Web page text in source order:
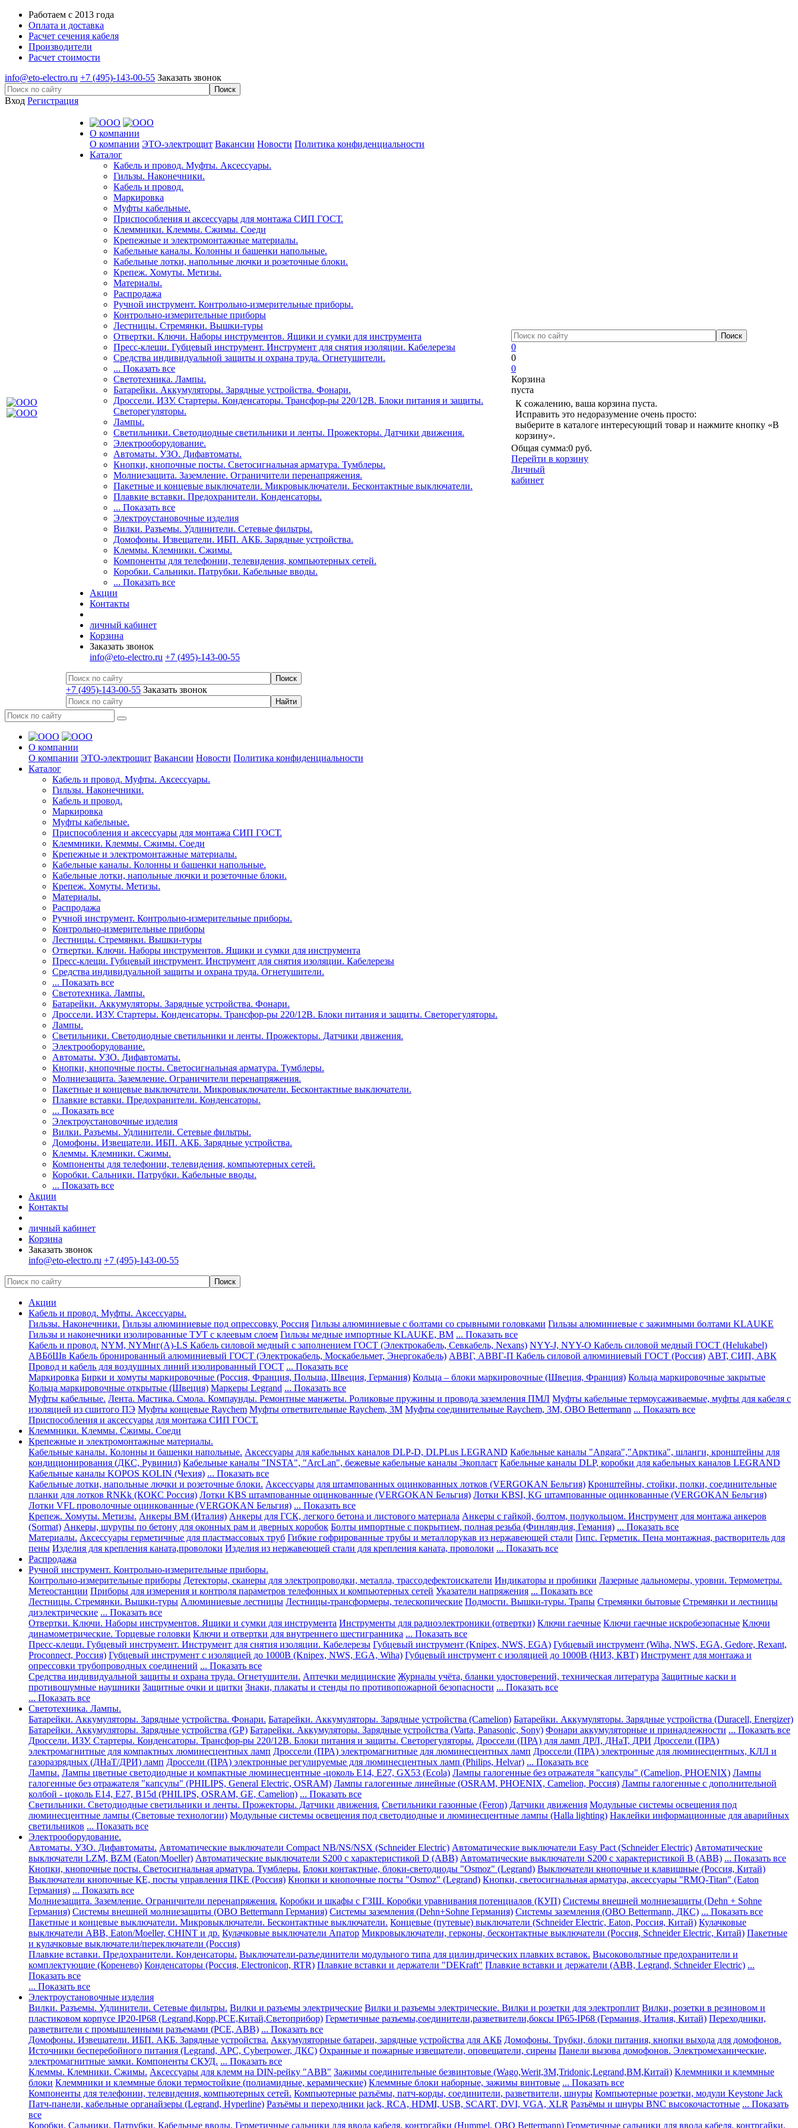
Работаем с 2013 года
Оплата и доставка
Расчет сечения кабеля
Производители
Расчет стоимости
info@eto-electro.ru +7 (495)-143-00-55 Заказать звонок
Вход Регистрация
О компании
О компании ЭТО-электрощит Вакансии Новости Политика конфиденциальности
Каталог
Кабель и провод. Муфты. Аксессуары.
Гильзы. Наконечники.
Кабель и провод.
Маркировка
Муфты кабельные.
Приспособления и аксессуары для монтажа СИП ГОСТ.
Клеммники. Клеммы. Сжимы. Соеди
Крепежные и электромонтажные материалы.
Кабельные каналы. Колонны и башенки напольные.
Кабельные лотки, напольные лючки и розеточные блоки.
Крепеж. Хомуты. Метизы.
Материалы.
Распродажа
Ручной инструмент. Контрольно-измерительные приборы.
Контрольно-измерительные приборы
Лестницы. Стремянки. Вышки-туры
Отвертки. Ключи. Наборы инструментов. Ящики и сумки для инструмента
Пресс-клещи. Губцевый инструмент. Инструмент для снятия изоляции. Кабелерезы
Средства индивидуальной защиты и охрана труда. Огнетушители.
... Показать все
Светотехника. Лампы.
Батарейки. Аккумуляторы. Зарядные устройства. Фонари.
Дроссели. ИЗУ. Стартеры. Конденсаторы. Трансфор-ры 220/12В. Блоки питания и защиты.
Светорегуляторы.
Лампы.
Светильники. Светодиодные светильники и ленты. Прожекторы. Датчики движения.
Электрооборудование.
Автоматы. УЗО. Дифавтоматы.
Кнопки, кнопочные посты. Светосигнальная арматура. Тумблеры.
Молниезащита. Заземление. Ограничители перенапряжения.
Пакетные и концевые выключатели. Микровыключатели. Бесконтактные выключатели.
Плавкие вставки. Предохранители. Конденсаторы.
... Показать все
Электроустановочные изделия
Вилки. Разъемы. Удлинители. Сетевые фильтры.
Домофоны. Извещатели. ИБП. АКБ. Зарядные устройства.
Клеммы. Клемники. Сжимы.
Компоненты для телефонии, телевидения, компьютерных сетей.
Коробки. Сальники. Патрубки. Кабельные вводы.
... Показать все
Акции
Контакты
личный кабинет
Корзина
Заказать звонок
info@eto-electro.ru +7 (495)-143-00-55
+7 (495)-143-00-55 Заказать звонок
0
0
0
Корзина
пуста
К сожалению, ваша корзина пуста.
Исправить это недоразумение очень просто:
выберите в каталоге интересующий товар и нажмите кнопку «В
корзину».
Общая сумма:0 руб.
Перейти в корзину
Личный
кабинет
О компании
О компании ЭТО-электрощит Вакансии Новости Политика конфиденциальности
Каталог
Кабель и провод. Муфты. Аксессуары.
Гильзы. Наконечники.
Кабель и провод.
Маркировка
Муфты кабельные.
Приспособления и аксессуары для монтажа СИП ГОСТ.
Клеммники. Клеммы. Сжимы. Соеди
Крепежные и электромонтажные материалы.
Кабельные каналы. Колонны и башенки напольные.
Кабельные лотки, напольные лючки и розеточные блоки.
Крепеж. Хомуты. Метизы.
Материалы.
Распродажа
Ручной инструмент. Контрольно-измерительные приборы.
Контрольно-измерительные приборы
Лестницы. Стремянки. Вышки-туры
Отвертки. Ключи. Наборы инструментов. Ящики и сумки для инструмента
Пресс-клещи. Губцевый инструмент. Инструмент для снятия изоляции. Кабелерезы
Средства индивидуальной защиты и охрана труда. Огнетушители.
... Показать все
Светотехника. Лампы.
Батарейки. Аккумуляторы. Зарядные устройства. Фонари.
Дроссели. ИЗУ. Стартеры. Конденсаторы. Трансфор-ры 220/12В. Блоки питания и защиты. Светорегуляторы.
Лампы.
Светильники. Светодиодные светильники и ленты. Прожекторы. Датчики движения.
Электрооборудование.
Автоматы. УЗО. Дифавтоматы.
Кнопки, кнопочные посты. Светосигнальная арматура. Тумблеры.
Молниезащита. Заземление. Ограничители перенапряжения.
Пакетные и концевые выключатели. Микровыключатели. Бесконтактные выключатели.
Плавкие вставки. Предохранители. Конденсаторы.
... Показать все
Электроустановочные изделия
Вилки. Разъемы. Удлинители. Сетевые фильтры.
Домофоны. Извещатели. ИБП. АКБ. Зарядные устройства.
Клеммы. Клемники. Сжимы.
Компоненты для телефонии, телевидения, компьютерных сетей.
Коробки. Сальники. Патрубки. Кабельные вводы.
... Показать все
Акции
Контакты
личный кабинет
Корзина
Заказать звонок
info@eto-electro.ru +7 (495)-143-00-55
Акции
Кабель и провод. Муфты. Аксессуары.
Гильзы. Наконечники. Гильзы алюминиевые под опрессовку, Россия Гильзы алюминиевые с болтами со срывными головками Гильзы алюминиевые с зажимными болтами KLAUKE
Гильзы и наконечники изолированные ТУТ с клеевым слоем Гильзы медные импортные KLAUKE, ВМ ... Показать все
Кабель и провод. NYM, NYMнг(А)-LS Кабель силовой медный с заполнением ГОСТ (Электрокабель, Севкабель, Nexans) NYY-J, NYY-O Кабель силовой медный ГОСТ (Helukabel)
АВБбШв Кабель бронированный алюминиевый ГОСТ (Электрокабель, Москабельмет, Энергокабель) АВВГ, АВВГ-П Кабель силовой алюминиевый ГОСТ (Россия) АВТ, СИП, АВК
Провод и кабель для воздушных линий изолированный ГОСТ ... Показать все
Маркировка Бирки и хомуты маркировочные (Россия, Франция, Польша, Швеция, Германия) Кольца – блоки маркировочные (Швеция, Франция) Кольца маркировочные закрытые
Кольца маркировочные открытые (Швеция) Маркеры Legrand ... Показать все
Муфты кабельные. Лента. Мастика. Смола. Компаунды. Ремонтные манжеты. Роликовые пружины и провода заземления ПМЛ Муфты кабельные термоусаживаемые, муфты для кабеля с
изоляцией из сшитого ПЭ Муфты концевые Raychem Муфты ответвительные Raychem, 3M Муфты соединительные Raychem, 3M, OBO Bettermann ... Показать все
Приспособления и аксессуары для монтажа СИП ГОСТ.
Клеммники. Клеммы. Сжимы. Соеди
Крепежные и электромонтажные материалы.
Кабельные каналы. Колонны и башенки напольные. Аксессуары для кабельных каналов DLP-D, DLPLus LEGRAND Кабельные каналы "Angara","Арктика", шланги, кронштейны для
кондиционирования (ДКС, Рувинил) Кабельные каналы "INSTA", "ArcLan", бежевые кабельные каналы Экопласт Кабельные каналы DLP, коробки для кабельных каналов LEGRAND
Кабельные каналы KOPOS KOLIN (Чехия) ... Показать все
Кабельные лотки, напольные лючки и розеточные блоки. Аксессуары для штампованных оцинкованных лотков (VERGOKAN Бельгия) Кронштейны, стойки, полки, соединительные
планки для лотков RNKk (КОКС Россия) Лотки KBS штампованные оцинкованные (VERGOKAN Бельгия) Лотки KBSI, KG штампованные оцинкованные (VERGOKAN Бельгия)
Лотки VFL проволочные оцинкованные (VERGOKAN Бельгия) ... Показать все
Крепеж. Хомуты. Метизы. Анкеры ВМ (Италия) Анкеры для ГСК, легкого бетона и листового материала Анкеры с гайкой, болтом, полукольцом. Инструмент для монтажа анкеров
(Sormat) Анкеры, шурупы по бетону для оконных рам и дверных коробок Болты импортные с покрытием, полная резьба (Финляндия, Гемания) ... Показать все
Материалы. Аксессуары герметичные для пластмассовых труб Гибкие гофрированные трубы и металлорукав из нержавеющей стали Гипс. Герметик. Пена монтажная, растворитель для
пены Изделия для крепления каната,проволоки Изделия из нержавеющей стали для крепления каната, проволоки ... Показать все
Распродажа
Ручной инструмент. Контрольно-измерительные приборы.
Контрольно-измерительные приборы Детекторы, сканеры для электропроводки, металла, трассодефектоискатели Индикаторы и пробники Лазерные дальномеры, уровни. Термометры.
Метеостанции Приборы для измерения и контроля параметров телефонных и компьютерных сетей Указатели напряжения ... Показать все
Лестницы. Стремянки. Вышки-туры Алюминиевые лестницы Лестницы-трансформеры, телескопические Подмости. Вышки-туры. Трапы Стремянки бытовые Стремянки и лестницы
диэлектрические ... Показать все
Отвертки. Ключи. Наборы инструментов. Ящики и сумки для инструмента Инструменты для радиоэлектроники (отвертки) Ключи гаечные Ключи гаечные искробезопасные Ключи
динамометрические. Торцевые головки Ключи и отвертки для внутреннего шестигранника ... Показать все
Пресс-клещи. Губцевый инструмент. Инструмент для снятия изоляции. Кабелерезы Губцевый инструмент (Knipex, NWS, EGA) Губцевый инструмент (Wiha, NWS, EGA, Gedore, Rexant,
Proconnect, Россия) Губцевый инструмент с изоляцией до 1000В (Knipex, NWS, EGA, Wiha) Губцевый инструмент с изоляцией до 1000В (НИЗ, КВТ) Инструмент для монтажа и
опрессовки трубопроводных соединений ... Показать все
Средства индивидуальной защиты и охрана труда. Огнетушители. Аптечки медицинские Журналы учёта, бланки удостоверений, техническая литература Защитные каски и
противошумные наушники Защитные очки и щитки Знаки, плакаты и стенды по противопожарной безопасности ... Показать все
... Показать все
Светотехника. Лампы.
Батарейки. Аккумуляторы. Зарядные устройства. Фонари. Батарейки. Аккумуляторы. Зарядные устройства (Camelion) Батарейки. Аккумуляторы. Зарядные устройства (Duracell, Energizer)
Батарейки. Аккумуляторы. Зарядные устройства (GP) Батарейки. Аккумуляторы. Зарядные устройства (Varta, Panasonic, Sony) Фонари аккумуляторные и принадлежности ... Показать все
Дроссели. ИЗУ. Стартеры. Конденсаторы. Трансфор-ры 220/12В. Блоки питания и защиты. Светорегуляторы. Дроссели (ПРА) для ламп ДРЛ, ДНаТ, ДРИ Дроссели (ПРА)
электромагнитные для компактных люминесцентных ламп Дроссели (ПРА) электромагнитные для люминесцентных ламп Дроссели (ПРА) электронные для люминесцентных, КЛЛ и
газоразрядных (ДНаТ/ДРИ) ламп Дроссели (ПРА) электронные регулируемые для люминесцентных ламп (Philips, Helvar) ... Показать все
Лампы. Лампы цветные светодиодные и компактные люминесцентные -цоколь E14, Е27, GX53 (Ecola) Лампы галогенные без отражателя "капсулы" (Camelion, PHOENIX) Лампы
галогенные без отражателя "капсулы" (PHILIPS, General Electric, OSRAM) Лампы галогенные линейные (OSRAM, PHOENIX, Camelion, Россия) Лампы галогенные с дополнительной
колбой - цоколь Е14, Е27, В15d (PHILIPS, OSRAM, GE, Camelion) ... Показать все
Светильники. Светодиодные светильники и ленты. Прожекторы. Датчики движения. Cветильники газонные (Feron) Датчики движения Модульные системы освещения под
люминесцентные лампы (Световые технологии) Модульные системы освещения под светодиодные и люминесцентные лампы (Halla lighting) Наклейки информационные для аварийных
светильников ... Показать все
Электрооборудование.
Автоматы. УЗО. Дифавтоматы. Автоматические выключатели Compact NB/NS/NSX (Schneider Electric) Автоматические выключатели Easy Pact (Schneider Electric) Автоматические
выключатели LZM, BZM (Eaton/Moeller) Автоматические выключатели S200 с характеристикой D (АВВ) Автоматические выключатели S200 с характеристикой В (АВВ) ... Показать все
Кнопки, кнопочные посты. Светосигнальная арматура. Тумблеры. Блоки контактные, блоки-светодиоды "Osmoz" (Legrand) Выключатели кнопочные и клавишные (Россия, Китай)
Выключатели кнопочные КЕ, посты управления ПКЕ (Россия) Кнопки и кнопочные посты "Osmoz" (Legrand) Кнопки, светосигнальная арматура, аксессуары "RMQ-Titan" (Eaton
Германия) ... Показать все
Молниезащита. Заземление. Ограничители перенапряжения. Коробки и шкафы с ГЗШ. Коробки уравнивания потенциалов (КУП) Системы внешней молниезащиты (Dehn + Sohne
Германия) Системы внешней молниезащиты (ОВО Bettermann Германия) Системы заземления (Dehn+Sohne Германия) Системы заземления (ОВО Bettermann, ДКС) ... Показать все
Пакетные и концевые выключатели. Микровыключатели. Бесконтактные выключатели. Концевые (путевые) выключатели (Schneider Electric, Eaton, Россия, Китай) Кулачковые
выключатели ABB, Eaton/Moeller, CHINT и др. Кулачковые выключатели Апатор Микровыключатели, герконы, бесконтактные выключатели (Россия, Schneider Electric, Китай) Пакетные
и кулачковые выключатели/переключатели (Россия)
Плавкие вставки. Предохранители. Конденсаторы. Выключатели-разъединители модульного типа для цилиндрических плавких вставок. Высоковольтные предохранители и
комплектующие (Коренево) Конденсаторы (Россия, Electronicon, RTR) Плавкие вставки и держатели "DEKraft" Плавкие вставки и держатели (ABB, Legrand, Schneider Electric) ...
Показать все
... Показать все
Электроустановочные изделия
Вилки. Разъемы. Удлинители. Сетевые фильтры. Вилки и разъемы электрические Вилки и разъемы электрические. Вилки и розетки для электроплит Вилки, розетки в резиновом и
пластиковом корпусе IP20-IP68 (Legrand,Корр,PCE,Китай,Светоприбор) Герметичные разъемы,соединители,разветвители,боксы IP65-IP68 (Германия, Италия, Китай) Переходники,
разветвители с промышленными разъемами (PCE, ABB) ... Показать все
Домофоны. Извещатели. ИБП. АКБ. Зарядные устройства. Аккумуляторные батареи, зарядные устройства для АКБ Домофоны. Трубки, блоки питания, кнопки выхода для домофонов.
Источники бесперебойного питания (Legrand, АРС, Cyberpower, ДКС) Охранные и пожарные извещатели, оповещатели, сирены Панели вызова домофонов. Электромеханические,
электромагнитные замки. Компоненты СКУД. ... Показать все
Клеммы. Клемники. Сжимы. Аксессуары для клемм на DIN-рейку "ABB" Зажимы соединительные безвинтовые (Wago,Werit,ЗМ,Tridonic,Legrand,BM,Китай) Клеммники и клеммные
блоки Клеммники и клеммные блоки термостойкие (полиамидные, керамические) Клеммные блоки наборные, зажимы винтовые ... Показать все
Компоненты для телефонии, телевидения, компьютерных сетей. Компьютерные разъёмы, патч-корды, соединители, разветвители, шнуры Компьютерные розетки, модули Keystone Jack
Патч-панели, кабельные органайзеры (Legrand, Hyperline) Разъёмы и переходники jack, RCA, HDMI, USB, SCART, DVI, VGA, XLR Разъёмы и шнуры BNC высокочастотные ... Показать
все
Коробки. Сальники. Патрубки. Кабельные вводы. Герметичные сальники для ввода кабеля, контргайки (Hummel, OBO Bettermann) Герметичные сальники для ввода кабеля, контргайки,